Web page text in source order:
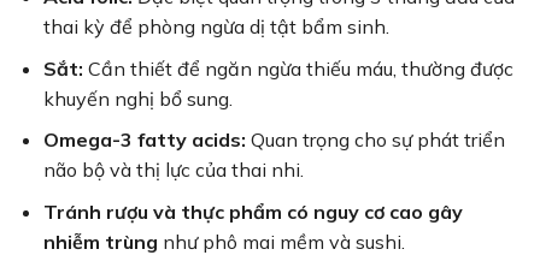
thai kỳ để phòng ngừa dị tật bẩm sinh.
Sắt: Cần thiết để ngăn ngừa thiếu máu, thường được
khuyến nghị bổ sung.
Omega-3 fatty acids: Quan trọng cho sự phát triển
não bộ và thị lực của thai nhi.
Tránh rượu và thực phẩm có nguy cơ cao gây
nhiễm trùng như phô mai mềm và sushi.